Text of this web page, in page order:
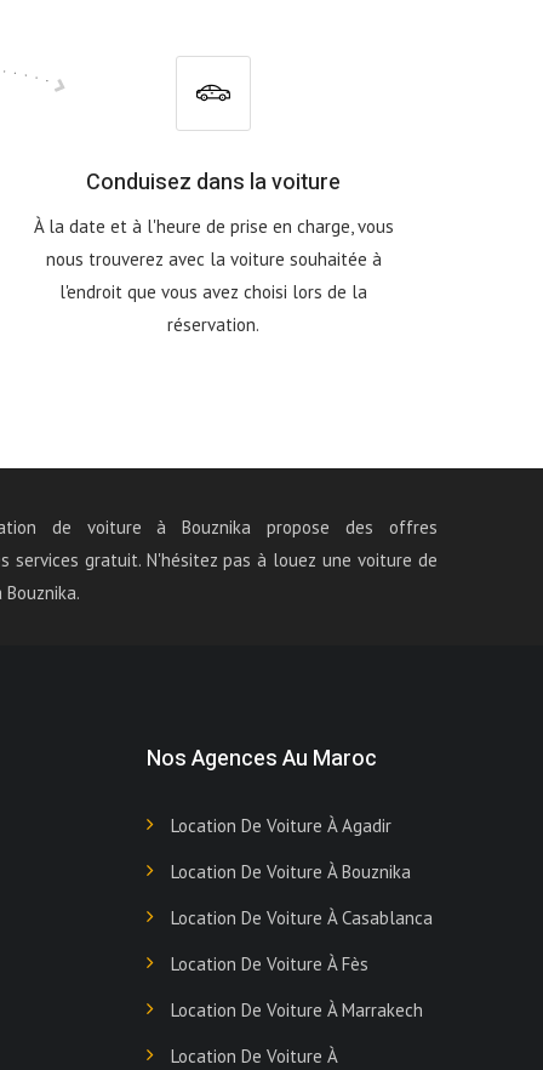
Conduisez dans la voiture
À la date et à l'heure de prise en charge, vous
nous trouverez avec la voiture souhaitée à
l'endroit que vous avez choisi lors de la
réservation.
de voiture à Bouznika propose des offres
services gratuit. N'hésitez pas à louez une voiture de
Bouznika.
Nos Agences Au Maroc
Location De Voiture À Agadir
Location De Voiture À Bouznika
Location De Voiture À Casablanca
Location De Voiture À Fès
Location De Voiture À Marrakech
Location De Voiture À